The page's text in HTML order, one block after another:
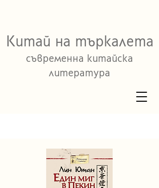
Китай на търкалета
съвременна китайска
литература